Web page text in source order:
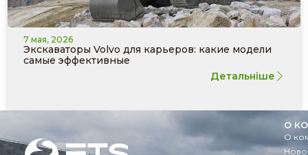
7 мая, 2026
Экскаваторы Volvo для карьеров: какие модели
самые эффективные
Детальніше
О
О